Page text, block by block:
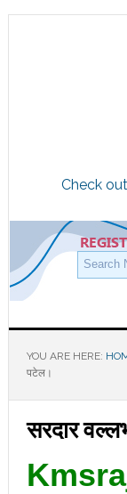
Skip
Skip
Skip
Check
YOU ARE HERE:
पटेल।
सरदार